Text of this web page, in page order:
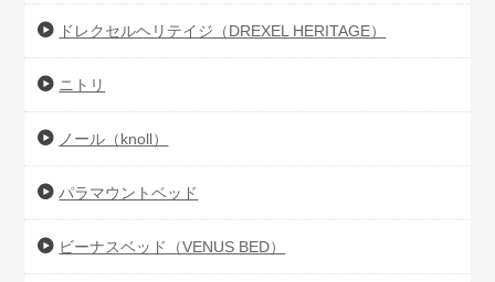
ドレクセルヘリテイジ（DREXEL HERITAGE）
ニトリ
ノール（knoll）
パラマウントベッド
ビーナスベッド（VENUS BED）